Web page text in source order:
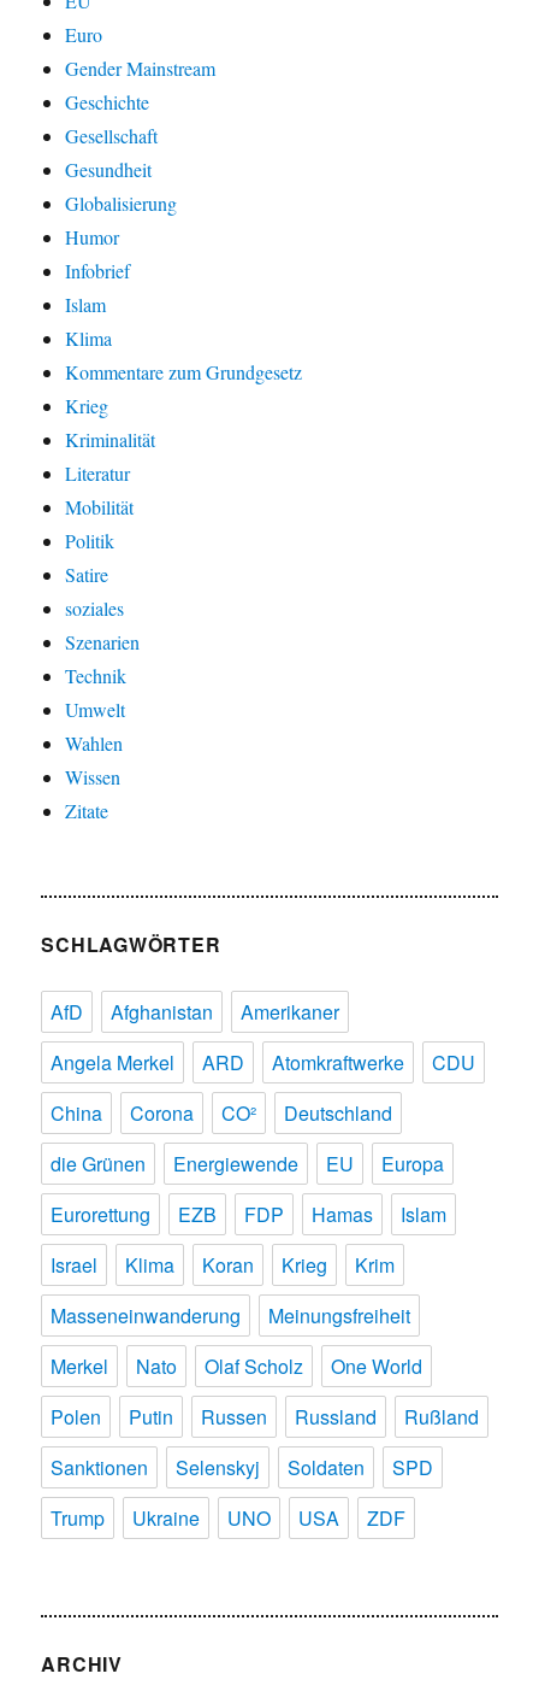
Euro
Gender Mainstream
Geschichte
Gesellschaft
Gesundheit
Globalisierung
Humor
Infobrief
Islam
Klima
Kommentare zum Grundgesetz
Krieg
Kriminalität
Literatur
Mobilität
Politik
Satire
soziales
Szenarien
Technik
Umwelt
Wahlen
Wissen
Zitate
SCHLAGWÖRTER
AfD Afghanistan
Amerikaner
Angela Merkel
ARD Atomkraftwerke
CDU
China
Corona CO²
Deutschland
die Grünen
Energiewende EU
Europa
Eurorettung
EZB FDP Hamas
Islam
Israel
Klima Koran Krieg
Krim
Masseneinwanderung
Meinungsfreiheit
Merkel
Nato Olaf Scholz
One World
Polen
Putin Russen Russland
Rußland
Sanktionen
Selenskyj Soldaten
SPD
Trump
Ukraine UNO USA ZDF
ARCHIV